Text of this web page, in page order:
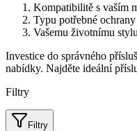
Kompatibilitě s vaším
Typu potřebné ochrany
Vašemu životnímu
Investice do správného
nabídky. Najděte ideální
Filtry
Filtry